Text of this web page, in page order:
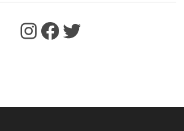
https://www.facebook.com/jstages/ Facebook Twitter